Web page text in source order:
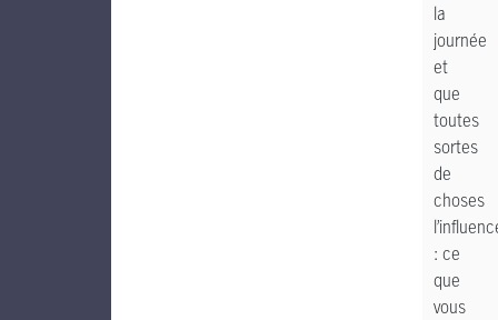
la
journée
et
que
toutes
sortes
de
choses
: ce
que
vous